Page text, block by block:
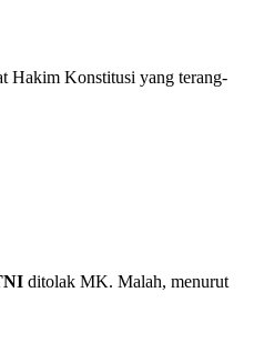
Hakim Konstitusi yang terang-
ditolak MK. Malah, menurut